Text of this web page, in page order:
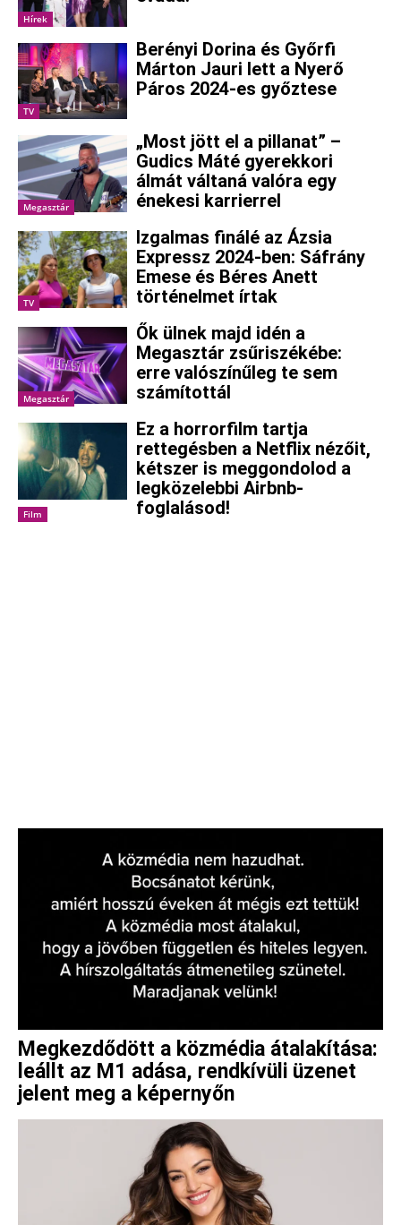
Hírek
TV
Berényi Dorina és Győrfi
Márton Jauri lett a Nyerő
Páros 2024-es győztese
Megasztár
„Most jött el a pillanat” –
Gudics Máté gyerekkori
álmát váltaná valóra egy
énekesi karrierrel
TV
Izgalmas finálé az Ázsia
Expressz 2024-ben: Sáfrány
Emese és Béres Anett
történelmet írtak
Megasztár
Ők ülnek majd idén a
Megasztár zsűriszékébe:
erre valószínűleg te sem
számítottál
Film
Ez a horrorfilm tartja
rettegésben a Netflix nézőit,
kétszer is meggondolod a
legközelebbi Airbnb-
foglalásod!
Megkezdődött a közmédia átalakítása:
leállt az M1 adása, rendkívüli üzenet
jelent meg a képernyőn